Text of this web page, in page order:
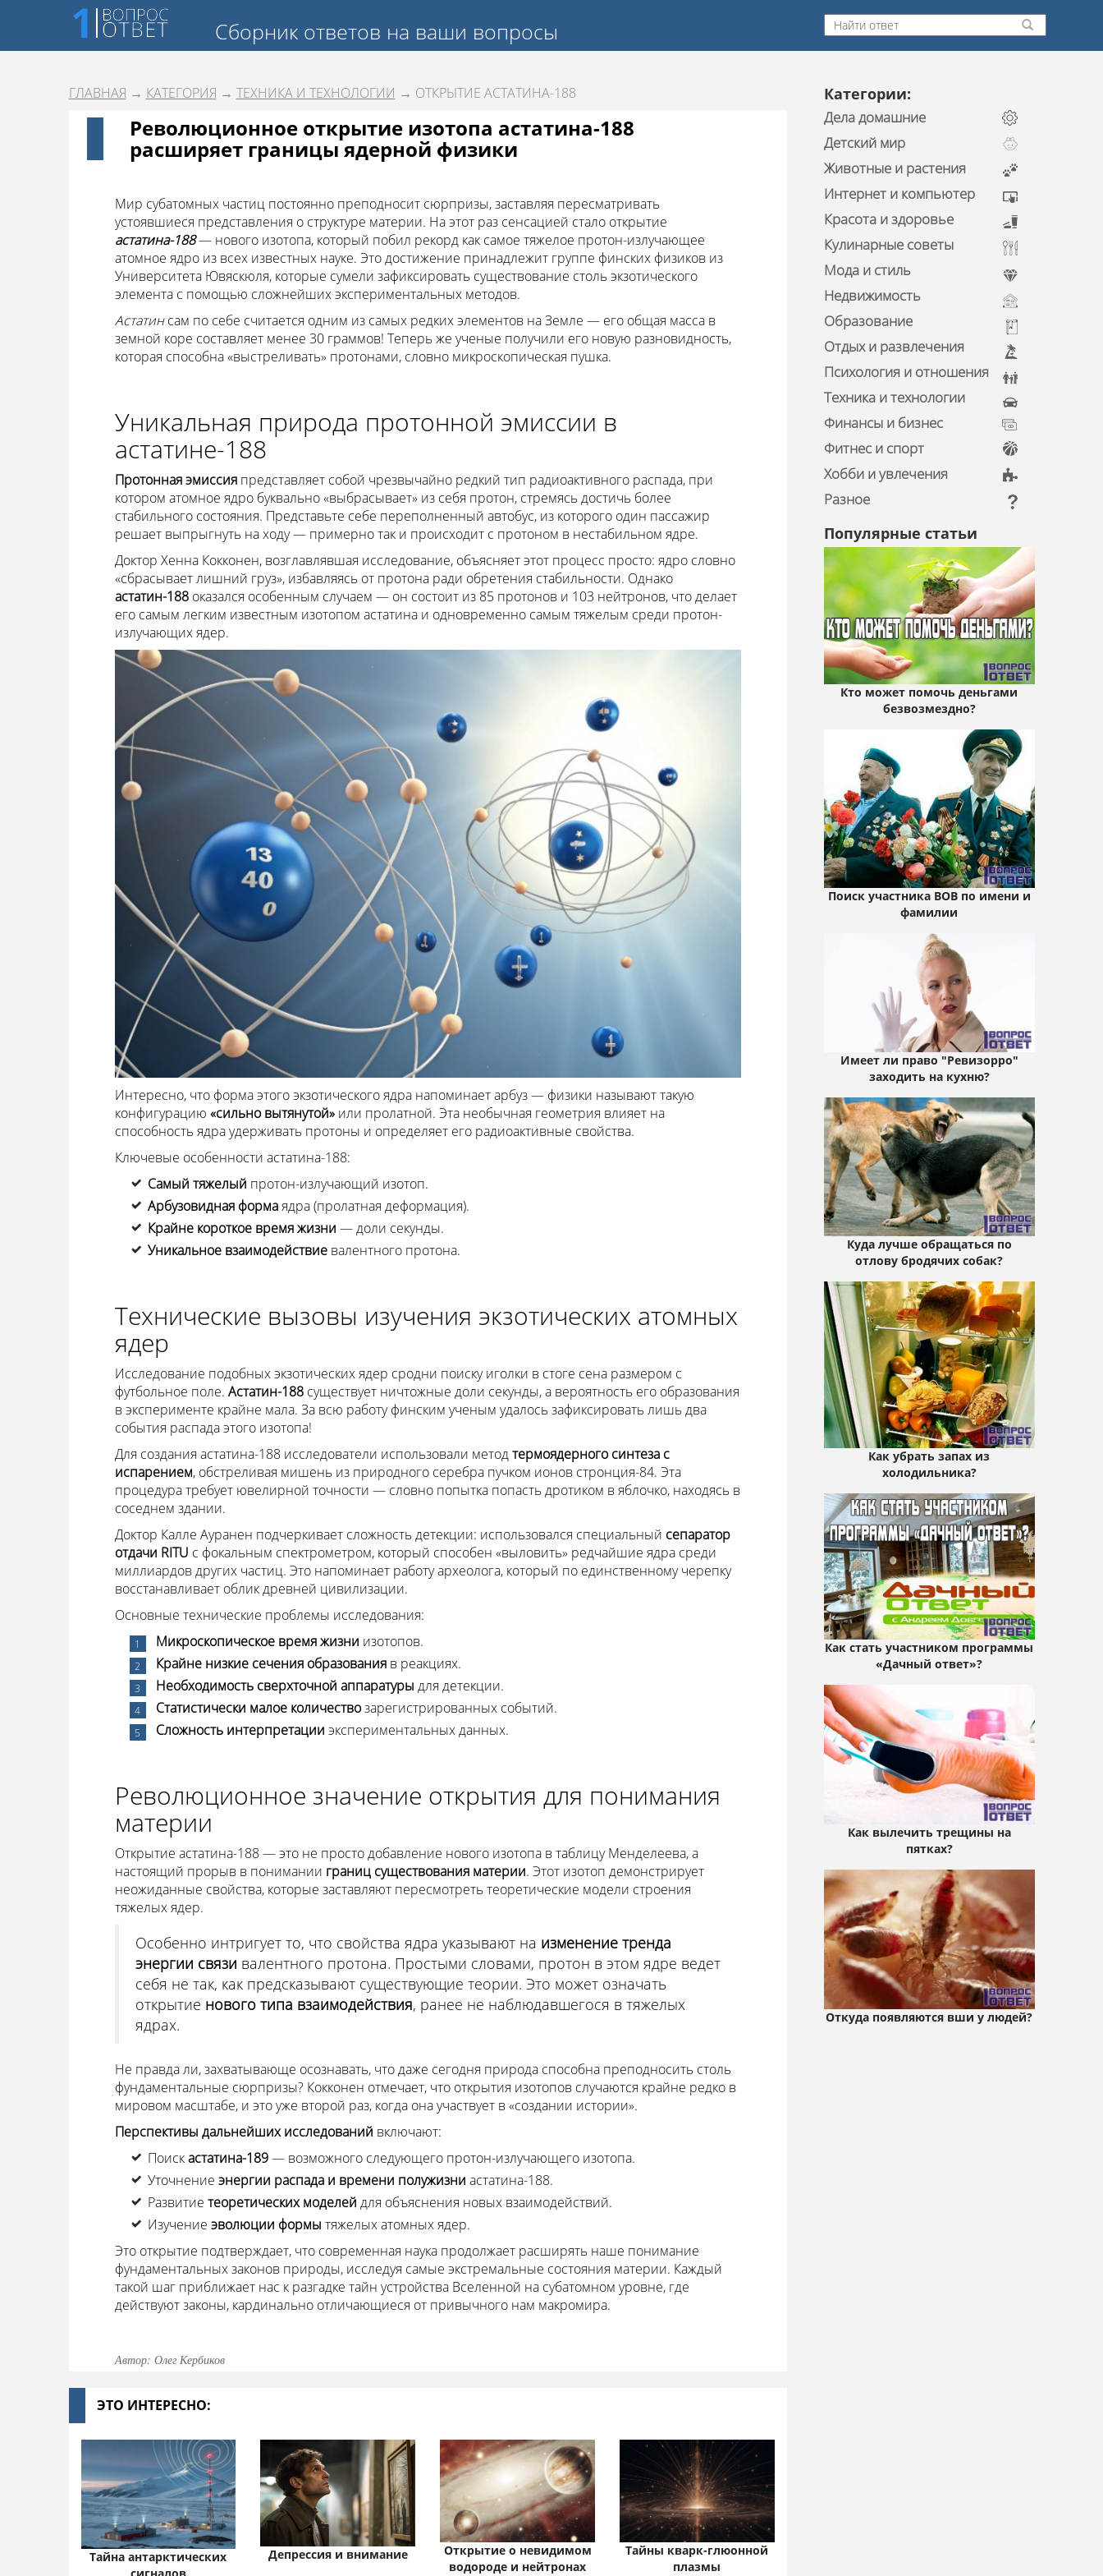
Сборник ответов на ваши вопросы
ГЛАВНАЯ → КАТЕГОРИЯ → ТЕХНИКА И ТЕХНОЛОГИИ → ОТКРЫТИЕ АСТАТИНА-188
Революционное открытие изотопа астатина-188
расширяет границы ядерной физики
Мир субатомных частиц постоянно преподносит сюрпризы, заставляя пересматривать
устоявшиеся представления о структуре материи. На этот раз сенсацией стало открытие
астатина-188— нового изотопа, который побил рекорд как самое тяжелое протон-излучающее
атомное ядро из всех известных науке. Это достижение принадлежит группе финских физиков из
Университета Ювяскюля, которые сумели зафиксировать существование столь экзотического
элемента с помощью сложнейших экспериментальных методов.
Астатинсам по себе считается одним из самых редких элементов на Земле — его общая масса в
земной коре составляет менее 30 граммов! Теперь же ученые получили его новую разновидность,
которая способна «выстреливать» протонами, словно микроскопическая пушка.
Уникальная природа протонной эмиссии в
астатине-188
Протонная эмиссияпредставляет собой чрезвычайно редкий тип радиоактивного распада, при
котором атомное ядро буквально «выбрасывает» из себя протон, стремясь достичь более
стабильного состояния. Представьте себе переполненный автобус, из которого один пассажир
решает выпрыгнуть на ходу — примерно так и происходит с протоном в нестабильном ядре.
Доктор Хенна Кокконен, возглавлявшая исследование, объясняет этот процесс просто: ядро словно
«сбрасывает лишний груз», избавляясь от протона ради обретения стабильности. Однако
астатин-188оказался особенным случаем — он состоит из 85 протонов и 103 нейтронов, что делает
его самым легким известным изотопом астатина и одновременно самым тяжелым среди протон-
излучающих ядер.
Интересно, что форма этого экзотического ядра напоминает арбуз — физики называют такую
конфигурацию «сильно вытянутой»или пролатной. Эта необычная геометрия влияет на
способность ядра удерживать протоны и определяет его радиоактивные свойства.
Ключевые особенности астатина-188:
Самый тяжелый протон-излучающий изотоп.
Арбузовидная формаядра (пролатная деформация).
Крайне короткое время жизни — доли секунды.
Уникальное взаимодействиевалентного протона.
Технические вызовы изучения экзотических атомных
ядер
Исследование подобных экзотических ядер сродни поиску иголки в стоге сена размером с
футбольное поле. Астатин-188существует ничтожные доли секунды, а вероятность его образования
в эксперименте крайне мала. За всю работу финским ученым удалось зафиксировать лишь два
события распада этого изотопа!
Для создания астатина-188 исследователи использовали методтермоядерного синтеза с
испарением, обстреливая мишень из природного серебра пучком ионов стронция-84. Эта
процедура требует ювелирной точности — словно попытка попасть дротиком в яблочко, находясь в
соседнем здании.
Доктор Калле Ауранен подчеркивает сложность детекции: использовался специальный сепаратор
отдачи RITU с фокальным спектрометром, который способен «выловить» редчайшие ядра среди
миллиардов других частиц. Это напоминает работу археолога, который по единственному черепку
восстанавливает облик древней цивилизации.
Основные технические проблемы исследования:
Микроскопическое время жизни изотопов.
Крайне низкие сечения образованияв реакциях.
Необходимость сверхточной аппаратуры для детекции.
Статистически малое количествозарегистрированных событий.
Сложность интерпретации экспериментальных данных.
Революционное значение открытия для понимания
материи
Открытие астатина-188 — это не просто добавление нового изотопа в таблицу Менделеева, а
настоящий прорыв в понимании границ существования материи. Этот изотоп демонстрирует
неожиданные свойства, которые заставляют пересмотреть теоретические модели строения
тяжелых ядер.
Особенно интригует то, что свойства ядра указывают на изменение тренда
энергии связи валентного протона. Простыми словами, протон в этом ядре ведет
себя не так, как предсказывают существующие теории. Это может означать
открытие нового типа взаимодействия, ранее не наблюдавшегося в тяжелых
ядрах.
Не правда ли, захватывающе осознавать, что даже сегодня природа способна преподносить столь
фундаментальные сюрпризы? Кокконен отмечает, что открытия изотопов случаются крайне редко в
мировом масштабе, и это уже второй раз, когда она участвует в «создании истории».
Перспективы дальнейших исследований включают:
Поискастатина-189— возможного следующего протон-излучающего изотопа.
Уточнение энергии распада и времени полужизни астатина-188.
Развитие теоретических моделей для объяснения новых взаимодействий.
Изучение эволюции формы тяжелых атомных ядер.
Это открытие подтверждает, что современная наука продолжает расширять наше понимание
фундаментальных законов природы, исследуя самые экстремальные состояния материи. Каждый
такой шаг приближает нас к разгадке тайн устройства Вселенной на субатомном уровне, где
действуют законы, кардинально отличающиеся от привычного нам макромира.
Автор: Олег Кербиков
ЭТО ИНТЕРЕСНО:
Тайна антарктических
сигналов
Депрессия и внимание
Открытие о невидимом
водороде и нейтронах
Тайны кварк-глюонной
плазмы
Категории:
Дела домашние
Детский мир
Животные и растения
Интернет и компьютер
Красота и здоровье
Кулинарные советы
Мода и стиль
Недвижимость
Образование
Отдых и развлечения
Психология и отношения
Техника и технологии
Финансы и бизнес
Фитнес и спорт
Хобби и увлечения
Разное
Популярные статьи
Кто может помочь деньгами
безвозмездно?
Поиск участника ВОВ по имени и
фамилии
Имеет ли право "Ревизорро"
заходить на кухню?
Куда лучше обращаться по
отлову бродячих собак?
Как убрать запах из
холодильника?
Как стать участником программы
«Дачный ответ»?
Как вылечить трещины на
пятках?
Откуда появляются вши у людей?